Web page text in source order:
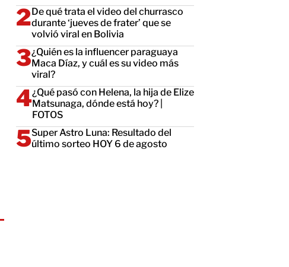
De qué trata el video del churrasco
durante ‘jueves de frater’ que se
volvió viral en Bolivia
¿Quién es la influencer paraguaya
Maca Díaz, y cuál es su video más
viral?
¿Qué pasó con Helena, la hija de Elize
Matsunaga, dónde está hoy? |
FOTOS
Super Astro Luna: Resultado del
último sorteo HOY 6 de agosto